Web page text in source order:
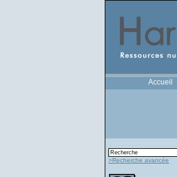
Accueil
>Recherche avancée